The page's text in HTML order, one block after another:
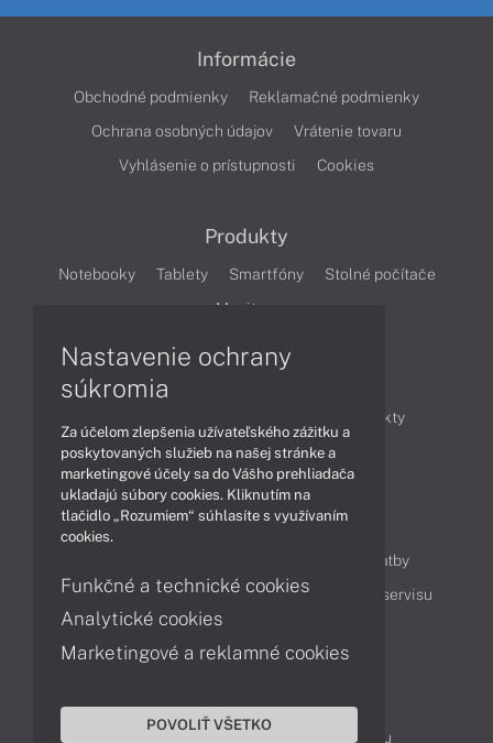
Informácie
Obchodné podmienky
Reklamačné podmienky
Ochrana osobných údajov
Vrátenie tovaru
Vyhlásenie o prístupnosti
Cookies
Produkty
Notebooky Tablety Smartfóny
Stolné počítače
Monitory
Produkty
Technológie
Videá
Obsah
Možnosti doručenia a platby
Podpora a servis
Servisné služby Cenník servisu
Kontakty
043 4224 771
Obchodné oddelenie
Reklamácia tovaru
Nastavenie ochrany
súkromia
Za účelom zlepšenia užívateľského zážitku a
poskytovaných služieb na našej stránke a
marketingové účely sa do Vášho prehliadača
ukladajú súbory cookies. Kliknutím na
tlačidlo „Rozumiem“ súhlasíte s využívaním
cookies.
Funkčné a technické cookies
Analytické cookies
Marketingové a reklamné cookies
POVOLIŤ VŠETKO